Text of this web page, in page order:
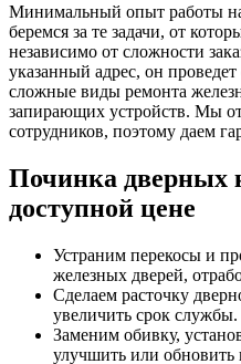
Минимальный опыт работы
беремся за те задачи, от
независимо от сложности
указанный адрес, он
сложные виды ремонта
запирающих устройств. Мы
сотрудников, поэтому даем
Починка дверных
доступной цене
Устраним перекосы и
железных дверей,
Сделаем расточку
увеличить срок службы.
Заменим обивку,
улучшить или